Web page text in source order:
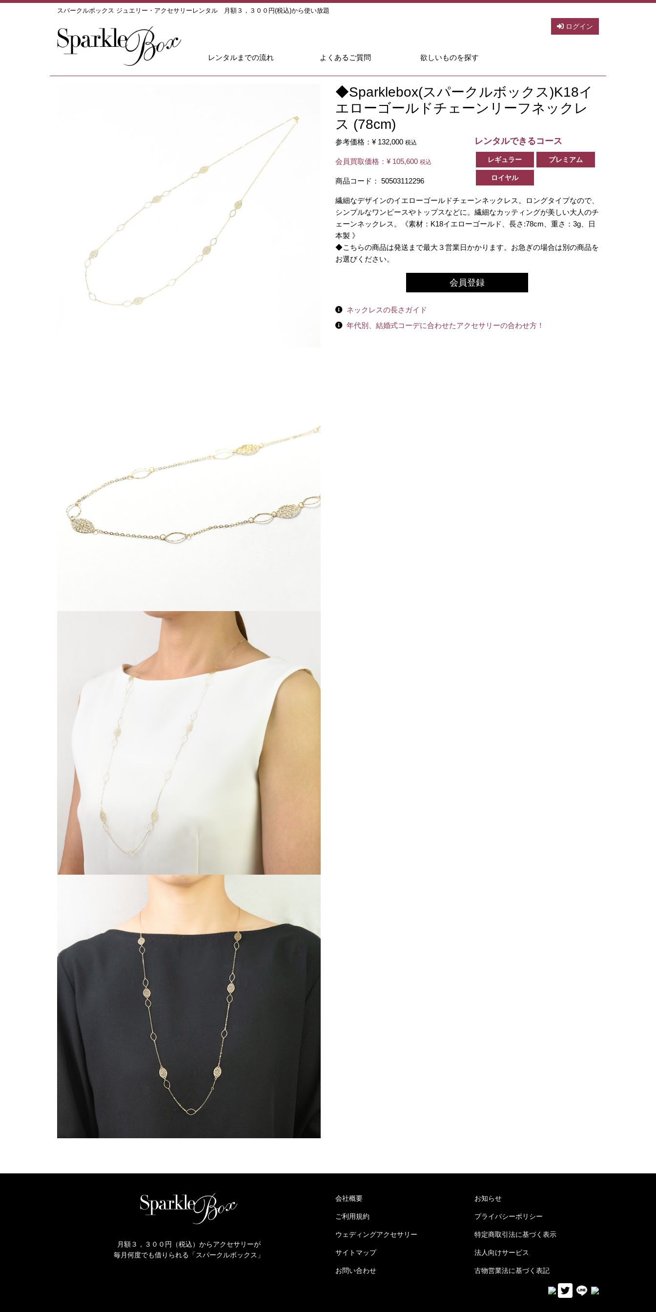
スパークルボックス ジュエリー・アクセサリーレンタル 月額３，３００円(税込)から使い放題
ログイン
レンタルまでの流れ よくあるご質問 欲しいものを探す
◆Sparklebox(スパークルボックス)K18イ
エローゴールドチェーンリーフネックレ
ス (78cm)
参考価格： ¥ 132,000 税込
会員買取価格： ¥ 105,600 税込
商品コード： 50503112296
レンタルできるコース
レギュラー プレミアム
ロイヤル
繊細なデザインのイエローゴールドチェーンネックレス。ロングタイプなので、
シンプルなワンピースやトップスなどに。繊細なカッティングが美しい大人のチ
ェーンネックレス。《素材：K18イエローゴールド、長さ:78cm、重さ：3g、日
本製 》
◆こちらの商品は発送まで最大３営業日かかります。お急ぎの場合は別の商品を
お選びください。
会員登録
ネックレスの長さガイド
年代別、結婚式コーデに合わせたアクセサリーの合わせ方！
月額３，３００円（税込）からアクセサリーが
毎月何度でも借りられる「スパークルボックス」
会社概要 お知らせ
ご利用規約 プライバシーポリシー
ウェディングアクセサリー 特定商取引法に基づく表示
サイトマップ 法人向けサービス
お問い合わせ 古物営業法に基づく表記